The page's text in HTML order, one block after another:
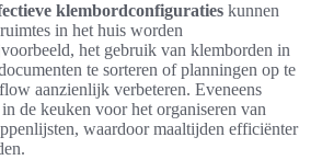
klembordconfiguraties kunnen
in het huis worden
het gebruik van klemborden in
te sorteren of planningen op te
aanzienlijk verbeteren. Eveneens
de keuken voor het organiseren van
waardoor maaltijden efficiënter